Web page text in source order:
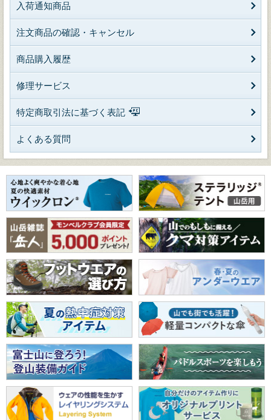
入荷通知商品
注文商品の確認・キャンセル
商品購入履歴
修理サービス
特定商取引法に基づく表記
よくある質問